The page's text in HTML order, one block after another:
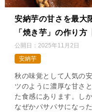
安納芋の甘さを最大
「焼き芋」の作り方
公開日： 2025年11月2日
安納芋
秋の味覚として人気の
ツのように濃厚な甘さ
た食感にあります。し
なぜかパサパサになっ